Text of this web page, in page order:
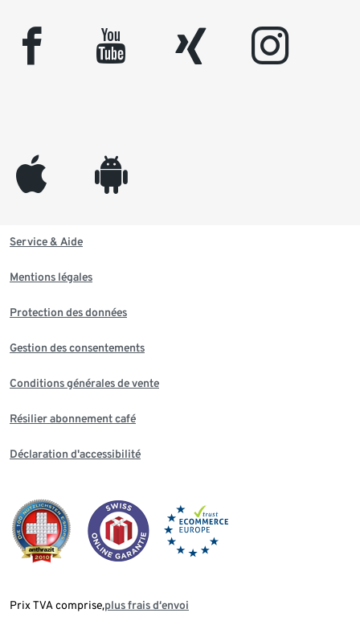
facebook youtube xing instagram
appleinc android
Service & Aide
Mentions légales
Protection des données
Gestion des consentements
Conditions générales de vente
Résilier abonnement café
Déclaration d'accessibilité
Prix TVA comprise,plus frais d‘envoi